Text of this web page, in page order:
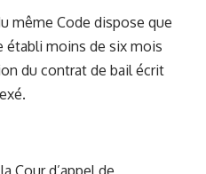
même Code dispose que
moins de six mois
du contrat de bail écrit